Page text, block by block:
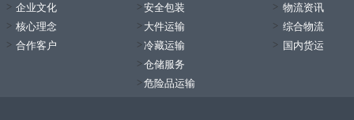
> 企业文化
> 核心理念
> 合作客户
> 安全包装
> 大件运输
> 冷藏运输
> 仓储服务
> 危险品运输
> 物流资讯
> 综合物流
> 国内货运